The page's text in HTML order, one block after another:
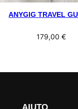
ANYGIG TRAVEL
179,00€